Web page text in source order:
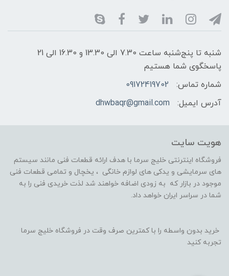
شنبه تا پنج‌شنبه ساعت 7.30 الی 13.30 و 16.30 الی 21
پاسخگوی شما هستیم
شماره تماس:
09172419702
آدرس ایمیل:
dhwbaqr@gmail.com
هویت سایت
فروشگاه اینترنتی خلیج سرما با هدف ارائه قطعات فنی مانند سیستم
های سرمایشی و یدکی های لوازم خانگی ، یخچال و تمامی قطعات فنی
موجود در بازار که به زودی اضافه خواهند شد لذت خریدی فنی را به
شما در سراسر ایران خواهد داد.
خرید بدون واسطه را با کمترین صرف وقت در فروشگاه خلیج سرما
تجربه کنید